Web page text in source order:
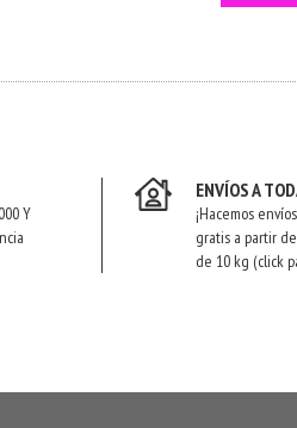
Y
ENVÍOS A
¡Hacemos
gratis a partir
de 10 kg (click